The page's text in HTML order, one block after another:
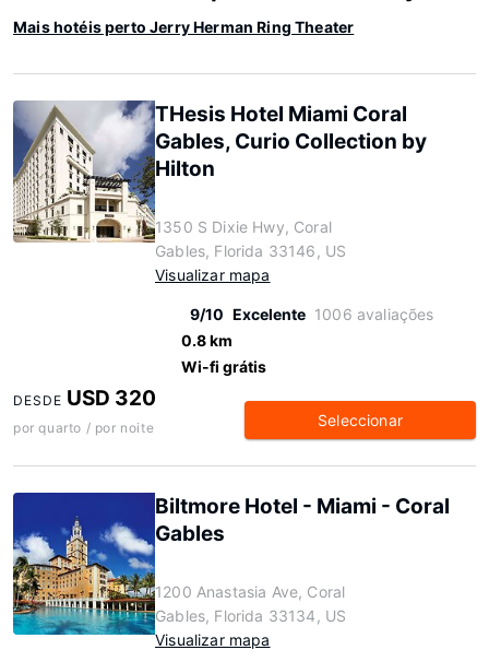
Mais hotéis perto Jerry Herman Ring Theater
THesis Hotel Miami Coral
Gables, Curio Collection by
Hilton
1350 S Dixie Hwy, Coral
Gables, Florida 33146, US
Visualizar mapa
9/10 Excelente 1006 avaliações
0.8 km
Wi-fi grátis
DESDE USD 320
por quarto / por noite Seleccionar
Biltmore Hotel - Miami - Coral
Gables
1200 Anastasia Ave, Coral
Gables, Florida 33134, US
Visualizar mapa